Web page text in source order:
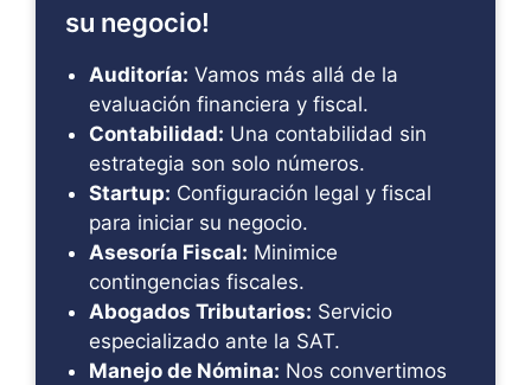
su negocio!
Auditoría: Vamos más allá de la
evaluación financiera y fiscal.
Contabilidad: Una contabilidad sin
estrategia son solo números.
Startup: Configuración legal y fiscal
para iniciar su negocio.
Asesoría Fiscal: Minimice
contingencias fiscales.
Abogados Tributarios: Servicio
especializado ante la SAT.
Manejo de Nómina: Nos convertimos